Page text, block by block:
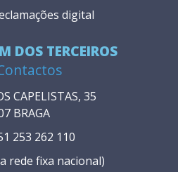
DOS TERCEIROS
CAPELISTAS, 35
BRAGA
253 262 110
rede fixa nacional)
digital